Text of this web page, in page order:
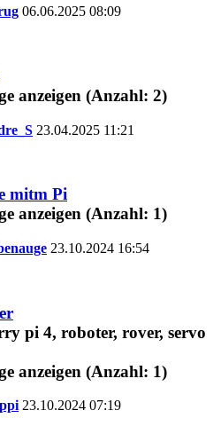
06.06.2025 08:09
23.04.2025 11:21
mitm Pi
23.10.2024 16:54
23.10.2024 07:19